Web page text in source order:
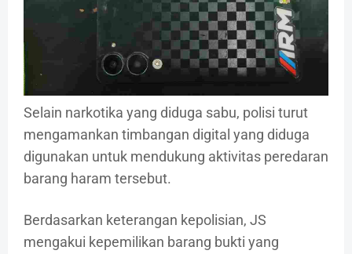
Selain narkotika yang diduga sabu, polisi turut
mengamankan timbangan digital yang diduga
digunakan untuk mendukung aktivitas peredaran
barang haram tersebut.
Berdasarkan keterangan kepolisian, JS
mengakui kepemilikan barang bukti yang